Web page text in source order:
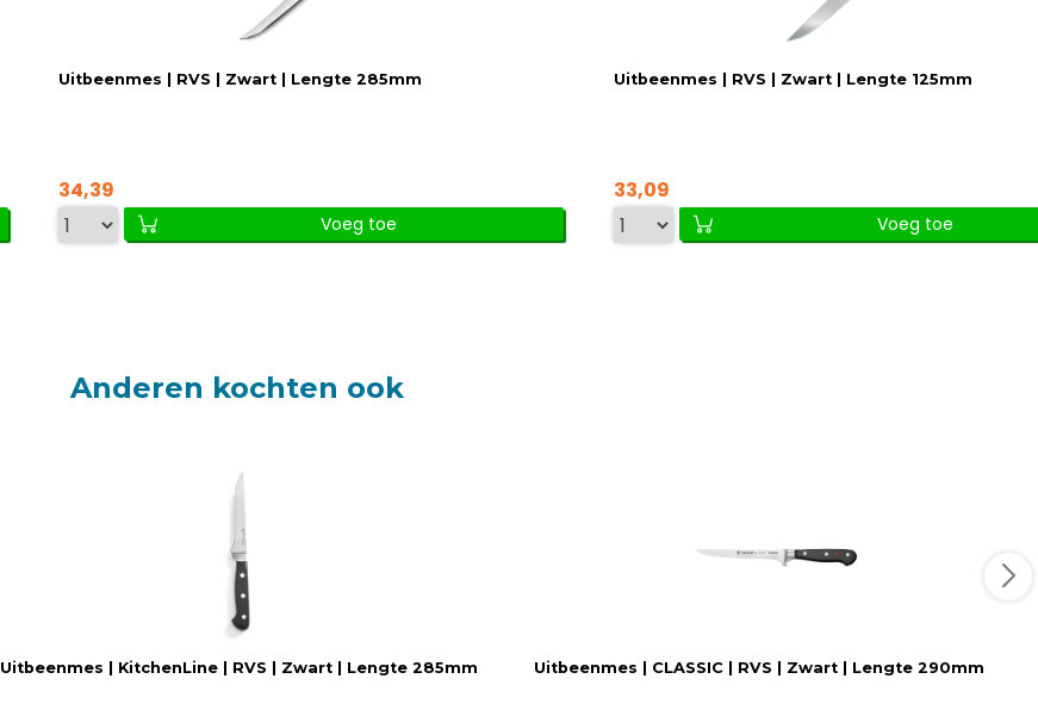
Uitbeenmes | RVS | Zwart | Lengte 285mm
34,39
Voeg toe
Uitbeenmes | RVS | Zwart | Lengte 125mm
33,09
Voeg toe
Anderen kochten ook
Uitbeenmes | KitchenLine | RVS | Zwart | Lengte 285mm Uitbeenmes | CLASSIC | RVS | Zwart | Lengte 290mm